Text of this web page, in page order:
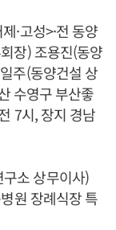
·고성>·전 동양
장) 조용진(동양
주(동양건설 상
수영구 부산좋
7시, 장지 경남
소 상무이사)
원 장례식장 특